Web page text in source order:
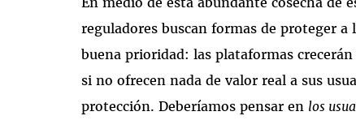
reguladores buscan formas de proteger
buena prioridad: las plataformas
si no ofrecen nada de valor real a sus
protección. Deberíamos pensar en los